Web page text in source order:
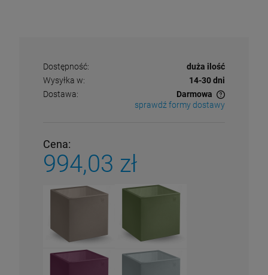
Dostępność:
duża ilość
Wysyłka w:
14-30 dni
Dostawa:
Darmowa
Cena nie zawiera ewentualnych kosztów płatności
sprawdź formy dostawy
Cena:
994,03 zł